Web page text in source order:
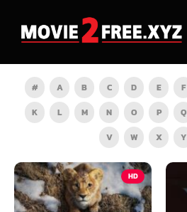
# A B C D E F
K
L M N O P Q
V
W X Y
HD